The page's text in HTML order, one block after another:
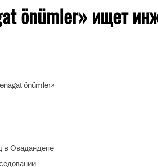
önümler» ищет
önümler»
в Овадандепе